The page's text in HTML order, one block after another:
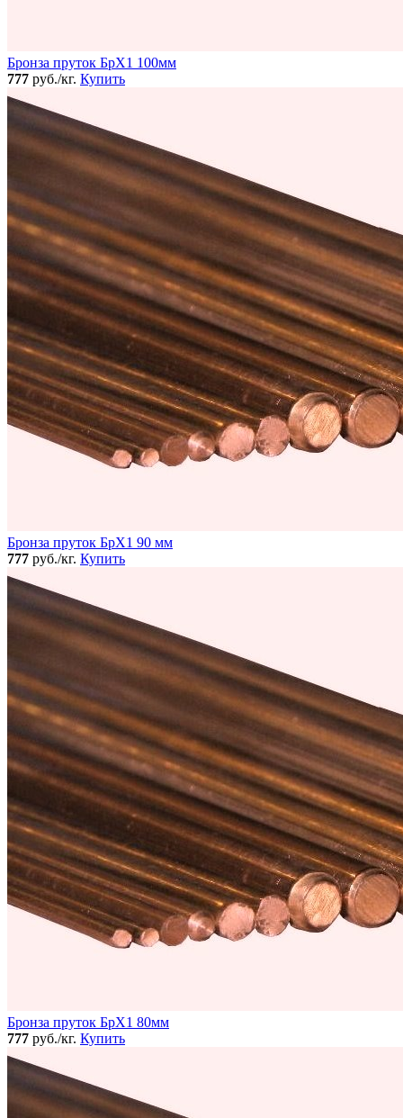
Бронза пруток БрХ1 100мм
777 руб./кг. Купить
Бронза пруток БрХ1 90 мм
777 руб./кг. Купить
Бронза пруток БрХ1 80мм
777 руб./кг. Купить